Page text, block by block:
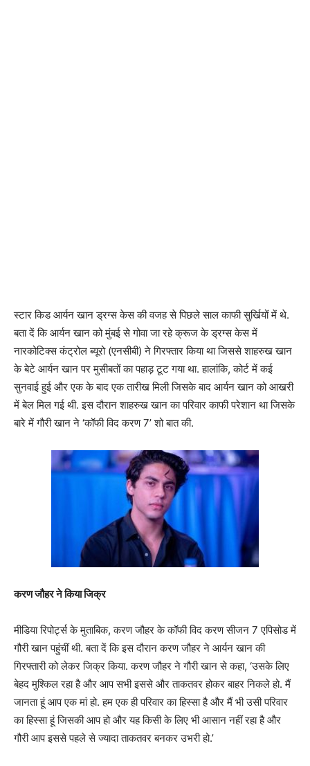
स्टार किड आर्यन खान ड्रग्स केस की वजह से पिछले साल काफी सुर्खियों में थे.
बता दें कि आर्यन खान को मुंबई से गोवा जा रहे क्रूज के ड्रग्स केस में
नारकोटिक्स कंट्रोल ब्यूरो (एनसीबी) ने गिरफ्तार किया था जिससे शाहरुख खान
के बेटे आर्यन खान पर मुसीबतों का पहाड़ टूट गया था. हालांकि, कोर्ट में कई
सुनवाई हुई और एक के बाद एक तारीख मिली जिसके बाद आर्यन खान को आखरी
में बेल मिल गई थी. इस दौरान शाहरुख खान का परिवार काफी परेशान था जिसके
बारे में गौरी खान ने ‘कॉफी विद करण 7’ शो बात की.
करण जौहर ने किया जिक्र
मीडिया रिपोर्ट्स के मुताबिक, करण जौहर के कॉफी विद करण सीजन 7 एपिसोड में
गौरी खान पहुंचीं थी. बता दें कि इस दौरान करण जौहर ने आर्यन खान की
गिरफ्तारी को लेकर जिक्र किया. करण जौहर ने गौरी खान से कहा, ‘उसके लिए
बेहद मुश्किल रहा है और आप सभी इससे और ताकतवर होकर बाहर निकले हो. मैं
जानता हूं आप एक मां हो. हम एक ही परिवार का हिस्सा है और मैं भी उसी परिवार
का हिस्सा हूं जिसकी आप हो और यह किसी के लिए भी आसान नहीं रहा है और
गौरी आप इससे पहले से ज्यादा ताकतवर बनकर उभरी हो.’